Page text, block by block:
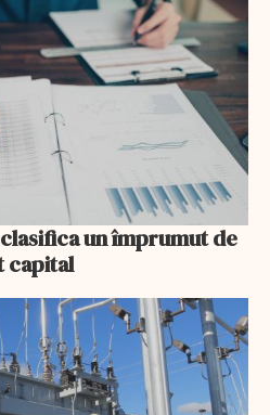
un împrumut de
capital